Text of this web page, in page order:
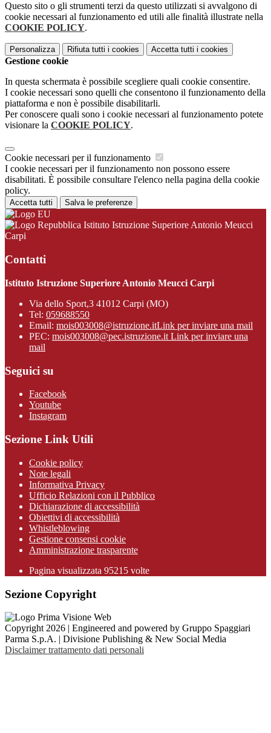
Questo sito o gli strumenti terzi da questo utilizzati si avvalgono di
cookie necessari al funzionamento ed utili alle finalità illustrate nella
COOKIE POLICY.
Personalizza Rifiuta tutti i cookies Accetta tutti i cookies
Gestione cookie
In questa schermata è possibile scegliere quali cookie consentire.
I cookie necessari sono quelli che consentono il funzionamento della
piattaforma e non è possibile disabilitarli.
Per conoscere quali sono i cookie necessari al funzionamento potete
visionare la COOKIE POLICY.
Cookie necessari per il funzionamento
I cookie necessari per il funzionamento non possono essere
disabilitati. È possibile consultare l'elenco nella pagina della cookie
policy.
Accetta tutti Salva le preferenze
Istituto Istruzione Superiore Antonio Meucci
Carpi
Contatti
Istituto Istruzione Superiore Antonio Meucci Carpi
Via dello Sport,3 41012 Carpi (MO)
Tel: 059688550
Email: mois003008@istruzione.itLink per inviare una mail
PEC: mois003008@pec.istruzione.it Link per inviare una
mail
Seguici su
Facebook
Youtube
Instagram
Sezione Link Utili
Cookie policy
Note legali
Informativa Privacy
Ufficio Relazioni con il Pubblico
Dichiarazione di accessibilità
Obiettivi di accessibilità
Whistleblowing
Gestione consensi cookie
Amministrazione trasparente
Pagina visualizzata 95215 volte
Sezione Copyright
Copyright 2026 | Engineered and powered by Gruppo Spaggiari
Parma S.p.A. | Divisione Publishing & New Social Media
Disclaimer trattamento dati personali